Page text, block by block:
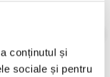
conținutul și
sociale și pentru